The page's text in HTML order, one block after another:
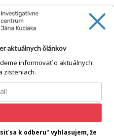
aktuálnych článkov
informovať o aktuálnych
zisteniach.
sa k odberu" vyhlasujem, že